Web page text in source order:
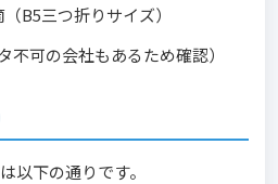
B5三つ折りサイズ）
不可の会社もあるため確認）
以下の通りです。